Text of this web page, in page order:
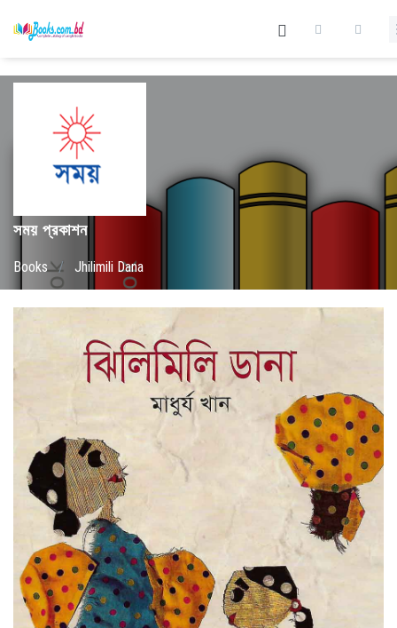
সময় প্রকাশন
Books / Jhilimili Dana